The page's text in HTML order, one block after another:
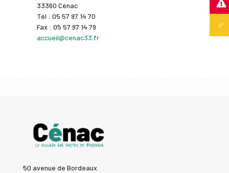
33360 Cénac
Tél : 05 57 97 14 70
Fax : 05 57 97 14 79
accueil@cenac33.fr
50 avenue de Bordeaux